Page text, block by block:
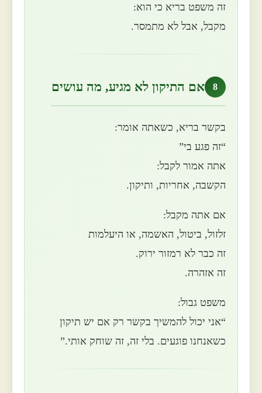
זה משפט בריא כי הוא:
מקבל, אבל לא מתמסר.
8 אם התיקון לא מגיע, מה עושים
בקשר בריא, כשאתה אומר:
“זה פגע בי”
אתה אמור לקבל:
הקשבה, אחריות, ותיקון.
אם אתה מקבל:
זלזול, ביטול, האשמה, או היעלמות
זה כבר לא רמזור ירוק.
זה אזהרה.
משפט גבול:
“אני יכול להמשיך בקשר רק אם יש תיקון
כשאנחנו פוגעים. בלי זה, זה שוחק אותי.”